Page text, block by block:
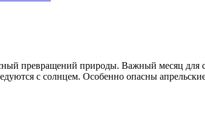
превращений природы. Важный месяц для
с солнцем. Особенно опасны